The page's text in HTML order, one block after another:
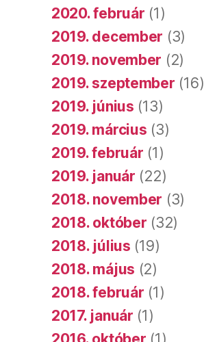
2020. február (1)
2019. december (3)
2019. november (2)
2019. szeptember (16)
2019. június (13)
2019. március (3)
2019. február (1)
2019. január (22)
2018. november (3)
2018. október (32)
2018. július (19)
2018. május (2)
2018. február (1)
2017. január (1)